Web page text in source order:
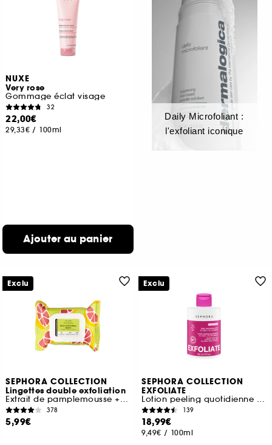
NUXE
Very rose
Gommage éclat visage
32
22,00€
29,33€ / 100ml
Ajouter au panier
Daily Microfoliant :
l'exfoliant iconique
SEPHORA COLLECTION
Lingettes double exfoliation
Extrait de pamplemousse + Acides de fruits
378
5,99€
Exclu
SEPHORA COLLECTION
EXFOLIATE
Lotion peeling quotidienne avec 3% AHA + 2% vitamine C
139
18,99€
9,49€ / 100ml
Exclu